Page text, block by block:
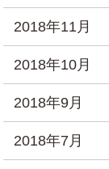
2018年11月
2018年10月
2018年9月
2018年7月